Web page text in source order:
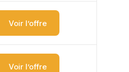
Voir l’offre
Voir l’offre